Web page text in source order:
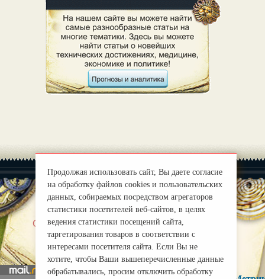
О нас |
mirprognoz@mail.ru
Продолжая использовать сайт, Вы даете согласие
на обработку файлов cookies и пользовательских
данных, собираемых посредством агрегаторов
статистики посетителей веб-сайтов, в целях
ведения статистики посещений сайта,
таргетирования товаров в соответствии с
интересами посетителя сайта. Если Вы не
хотите, чтобы Ваши вышеперечисленные данные
обрабатывались, просим отключить обработку